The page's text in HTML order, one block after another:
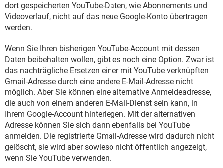
dort gespeicherten YouTube-Daten, wie Abonnements und
Videoverlauf, nicht auf das neue Google-Konto übertragen
werden.
Wenn Sie Ihren bisherigen YouTube-Account mit dessen
Daten beibehalten wollen, gibt es noch eine Option. Zwar ist
das nachträgliche Ersetzen einer mit YouTube verknüpften
Gmail-Adresse durch eine andere E-Mail-Adresse nicht
möglich. Aber Sie können eine alternative Anmeldeadresse,
die auch von einem anderen E-Mail-Dienst sein kann, in
Ihrem Google-Account hinterlegen. Mit der alternativen
Adresse können Sie sich dann ebenfalls bei YouTube
anmelden. Die registrierte Gmail-Adresse wird dadurch nicht
gelöscht, sie wird aber sowieso nicht öffentlich angezeigt,
wenn Sie YouTube verwenden.